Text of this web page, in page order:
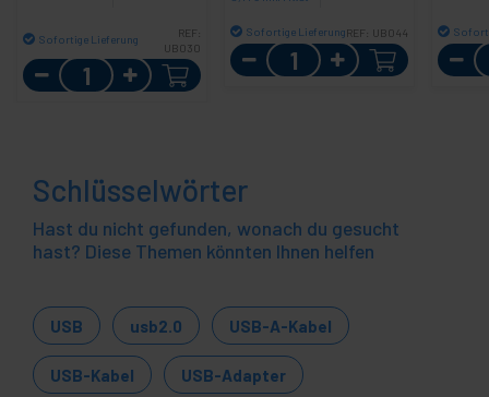
Sofortige Lieferung
REF:
UB030
Menge
Sofortige LieferungREF: UB044
Menge
Schlüsselwörter
Hast du nicht gefunden, wonach du gesucht
hast? Diese Themen könnten Ihnen helfen
USB usb2.0 USB-A-Kabel
USB-Kabel USB-Adapter